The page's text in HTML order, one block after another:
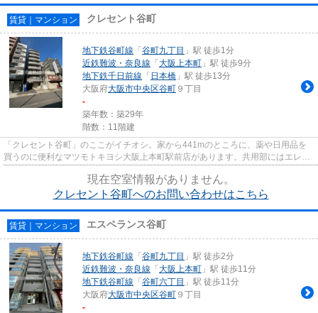
賃貸｜マンション クレセント谷町
地下鉄谷町線 「谷町九丁目 」駅 徒歩1分
近鉄難波・奈良線 「大阪上本町 」駅 徒歩9分
地下鉄千日前線 「 日本橋 」駅 徒歩13分
大阪府大阪市中央区谷町 ９丁目
-
築年数：築29年
階数：11階建
「クレセント谷町」のここがイチオシ。家から441mのところに、薬や日用品を
買うのに便利なマツモトキヨシ大阪上本町駅前店があります。共用部にはエレベ
ータ・敷地内ごみ置き場などが...
現在空室情報がありません。
クレセント谷町へのお問い合わせはこちら
賃貸｜マンション エスペランス谷町
地下鉄谷町線 「谷町九丁目 」駅 徒歩2分
近鉄難波・奈良線 「大阪上本町 」駅 徒歩11分
地下鉄谷町線 「谷町六丁目 」駅 徒歩11分
大阪府大阪市中央区谷町 ９丁目
-